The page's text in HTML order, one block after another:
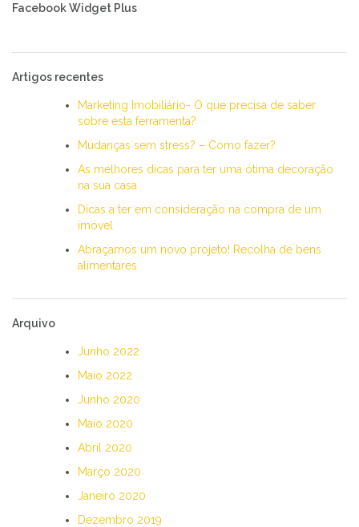
Facebook Widget Plus
Artigos recentes
Marketing Imobiliário- O que precisa de saber
sobre esta ferramenta?
Mudanças sem stress? – Como fazer?
As melhores dicas para ter uma ótima decoração
na sua casa
Dicas a ter em consideração na compra de um
imóvel
Abraçamos um novo projeto! Recolha de bens
alimentares
Arquivo
Junho 2022
Maio 2022
Junho 2020
Maio 2020
Abril 2020
Março 2020
Janeiro 2020
Dezembro 2019